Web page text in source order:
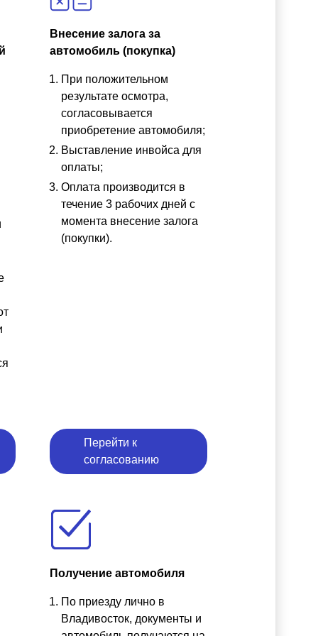
Внесение залога за
автомобиль (покупка)
При положительном
результате осмотра,
согласовывается
приобретение автомобиля;
Выставление инвойса для
оплаты;
Оплата производится в
течение 3 рабочих дней с
момента внесение залога
(покупки).
Перейти к
согласованию
Получение автомобиля
По приезду лично в
Владивосток, документы и